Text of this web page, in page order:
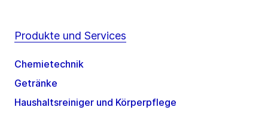
Produkte und Services
Chemietechnik
Getränke
Haushaltsreiniger und Körperpflege